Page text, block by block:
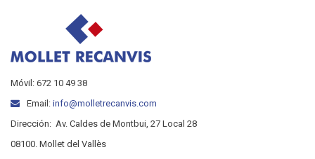
Móvil: 672 10 49 38
Email: info@molletrecanvis.com
Dirección: Av. Caldes de Montbui, 27 Local 28
08100. Mollet del Vallès